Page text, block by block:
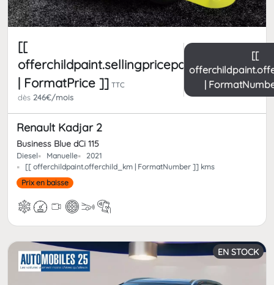
[[
offerchildpaint.sellingpricepart_ttc
| FormatPrice ]] TTC
dès 246€/mois
[[
|
Renault Kadjar 2
Business Blue dCi 115
Diesel Manuelle
2021
[[ offerchildpaint.offerchild_km | FormatNumber ]] kms
Prix en baisse
EN STOCK